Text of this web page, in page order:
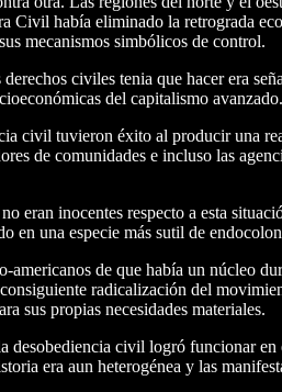
Civil había eliminado la retrograda
mecanismos simbólicos de control.
civiles tenia que hacer era
del capitalismo avanzado.
civil tuvieron éxito al producir una
de comunidades e incluso las
eran inocentes respecto a esta
en una especie más sutil de
de que había un núcleo
radicalización del
sus propias necesidades materiales.
desobediencia civil logró funcionar
era aun heterogénea y las